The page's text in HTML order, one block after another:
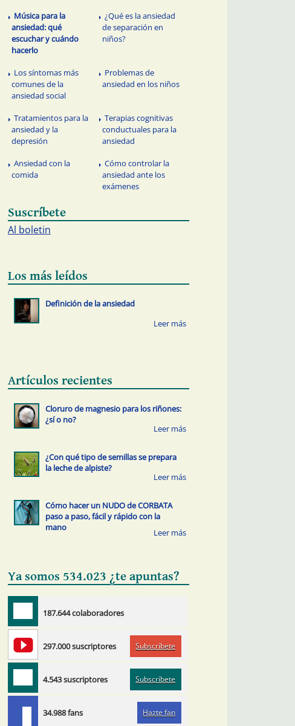
Música para la
ansiedad: qué
escuchar y cuándo
hacerlo
¿Qué es la ansiedad
de separación en
niños?
Los síntomas más
comunes de la
ansiedad social
Problemas de
ansiedad en los niños
Tratamientos para la
ansiedad y la
depresión
Terapias cognitivas
conductuales para la
ansiedad
Ansiedad con la
comida
Cómo controlar la
ansiedad ante los
exámenes
Suscríbete
Al boletin
Los más leídos
Definición de la ansiedad
Artículos recientes
Cloruro de magnesio para los riñones:
¿sí o no?
¿Con qué tipo de semillas se prepara
la leche de alpiste?
Cómo hacer un NUDO de CORBATA
paso a paso, fácil y rápido con la
mano
Ya somos 534.023 ¿te apuntas?
187.644 colaboradores
297.000 suscriptores Subscríbete
4.543 suscriptores Subscríbete
34.988 fans Hazte fan